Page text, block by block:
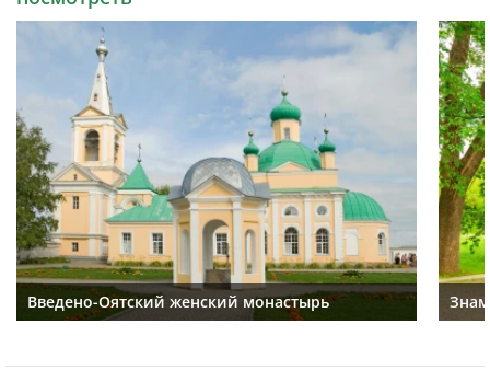
Введено-Оятский женский монастырь